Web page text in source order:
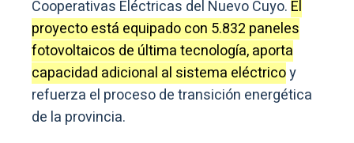
Cooperativas Eléctricas del Nuevo Cuyo. El
proyecto está equipado con 5.832 paneles
fotovoltaicos de última tecnología, aporta
capacidad adicional al sistema eléctricoy
refuerza el proceso de transición energética
de la provincia.